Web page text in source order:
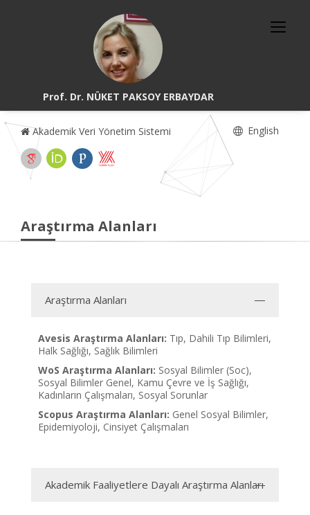
Prof. Dr. NÜKET PAKSOY ERBAYDAR
Akademik Veri Yönetim Sistemi English
Araştırma Alanları
Araştırma Alanları
Avesis Araştırma Alanları: Tıp, Dahili Tıp Bilimleri,
Halk Sağlığı, Sağlık Bilimleri
WoS Araştırma Alanları: Sosyal Bilimler (Soc),
Sosyal Bilimler Genel, Kamu Çevre ve İş Sağlığı,
Kadınların Çalışmaları, Sosyal Sorunlar
Scopus Araştırma Alanları: Genel Sosyal Bilimler,
Epidemiyoloji, Cinsiyet Çalışmaları
Akademik Faaliyetlere Dayalı Araştırma Alanları